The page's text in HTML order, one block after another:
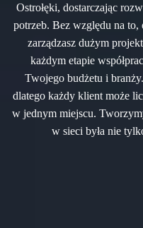
Ostrołęki, dostarczając
potrzeb. Bez względu na
zarządzasz dużym
każdym etapie
Twojego budżetu i
dlatego każdy klient może
w jednym miejscu.
w sieci była nie